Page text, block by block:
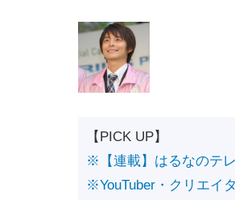
【PICK UP】
※【連載】はるなのテ
※YouTuber・クリエイ